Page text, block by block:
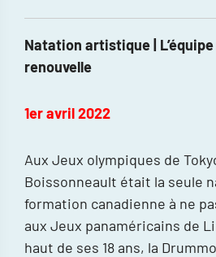
Natation artistique |
renouvelle
1er avril 2022
Aux Jeux olympiques de
Boissonneault était la seule
formation canadienne à ne
aux Jeux panaméricains de
haut de ses 18 ans, la